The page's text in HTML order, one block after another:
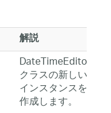
解説
DateTimeEditor
クラスの新しい
インスタンスを
作成します。